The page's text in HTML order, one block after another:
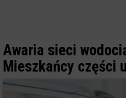
Awaria sieci
Mieszkańcy części